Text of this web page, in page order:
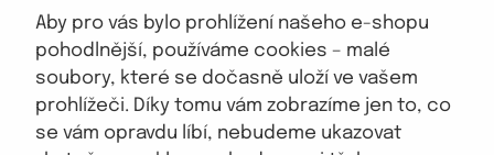
Aby pro vás bylo prohlížení našeho e-shopu
pohodlnější, používáme cookies – malé
soubory, které se dočasně uloží ve vašem
prohlížeči. Díky tomu vám zobrazíme jen to, co
se vám opravdu líbí, nebudeme ukazovat
Obchodní podmínky
Průvodce spokojené ženy
Staňte se naším fanouškem